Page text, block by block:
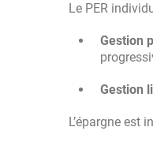
Le PER
Gestion
Gestion
L’épargne est